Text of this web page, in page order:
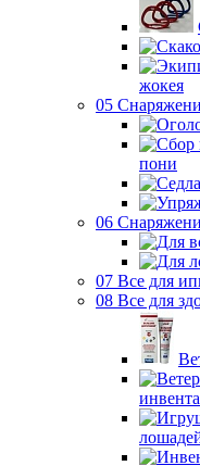
жокея
05
пони
06
07 Все для
08 Все для